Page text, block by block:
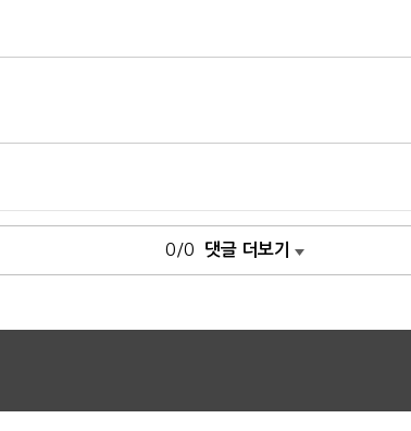
0/0 댓글 더보기